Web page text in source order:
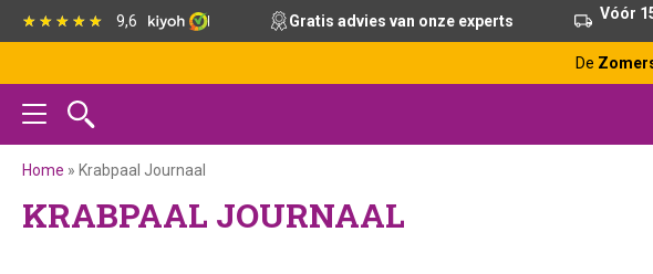
Spring
hoofdnavigatie
Door
hoofd
inhoud
Spring
voettekst
9,6 Gratis advies van onze experts
Vóór
De
Home » Krabpaal Journaal
KRABPAAL JOURNAAL